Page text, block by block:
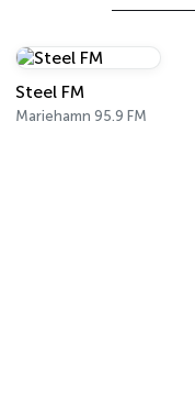
Steel FM
Mariehamn 95.9 FM